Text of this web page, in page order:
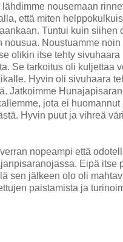
nousemaan
että miten
Tuntui kuin siihen
nousua. Noustuamme noin
olikin itse tehty sivuhaara
Se tarkoitus oli kuljettaa
Hyvin oli sivuhaara
Jatkoimme
jota ei huomannut
Hyvin puut ja vihreä
nopeampi että
Eipä itse
sen jälkeen olo oli
paistamista ja